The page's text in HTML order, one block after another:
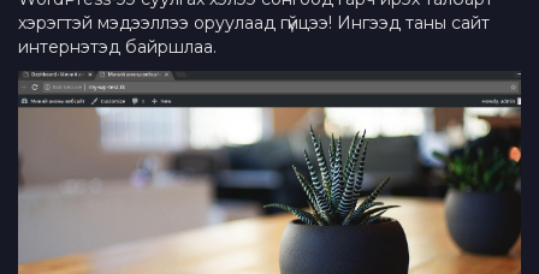
хэрэгтэй мэдээллээ оруулаад гүйцээ! Ингээд таны сайт
интернэтэд байршлаа.